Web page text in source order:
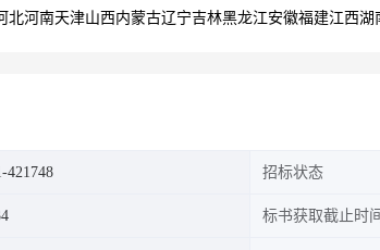
北河南天津山西内蒙古辽宁吉林黑龙江安徽福建江西湖
421748 招标状态
标书获取截止时间